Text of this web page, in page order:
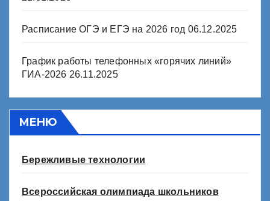
Расписание ОГЭ и ЕГЭ на 2026 год 06.12.2025
График работы телефонных «горячих линий»
ГИА-2026 26.11.2025
МЕНЮ
Бережливые технологии
Всероссийская олимпиада школьников